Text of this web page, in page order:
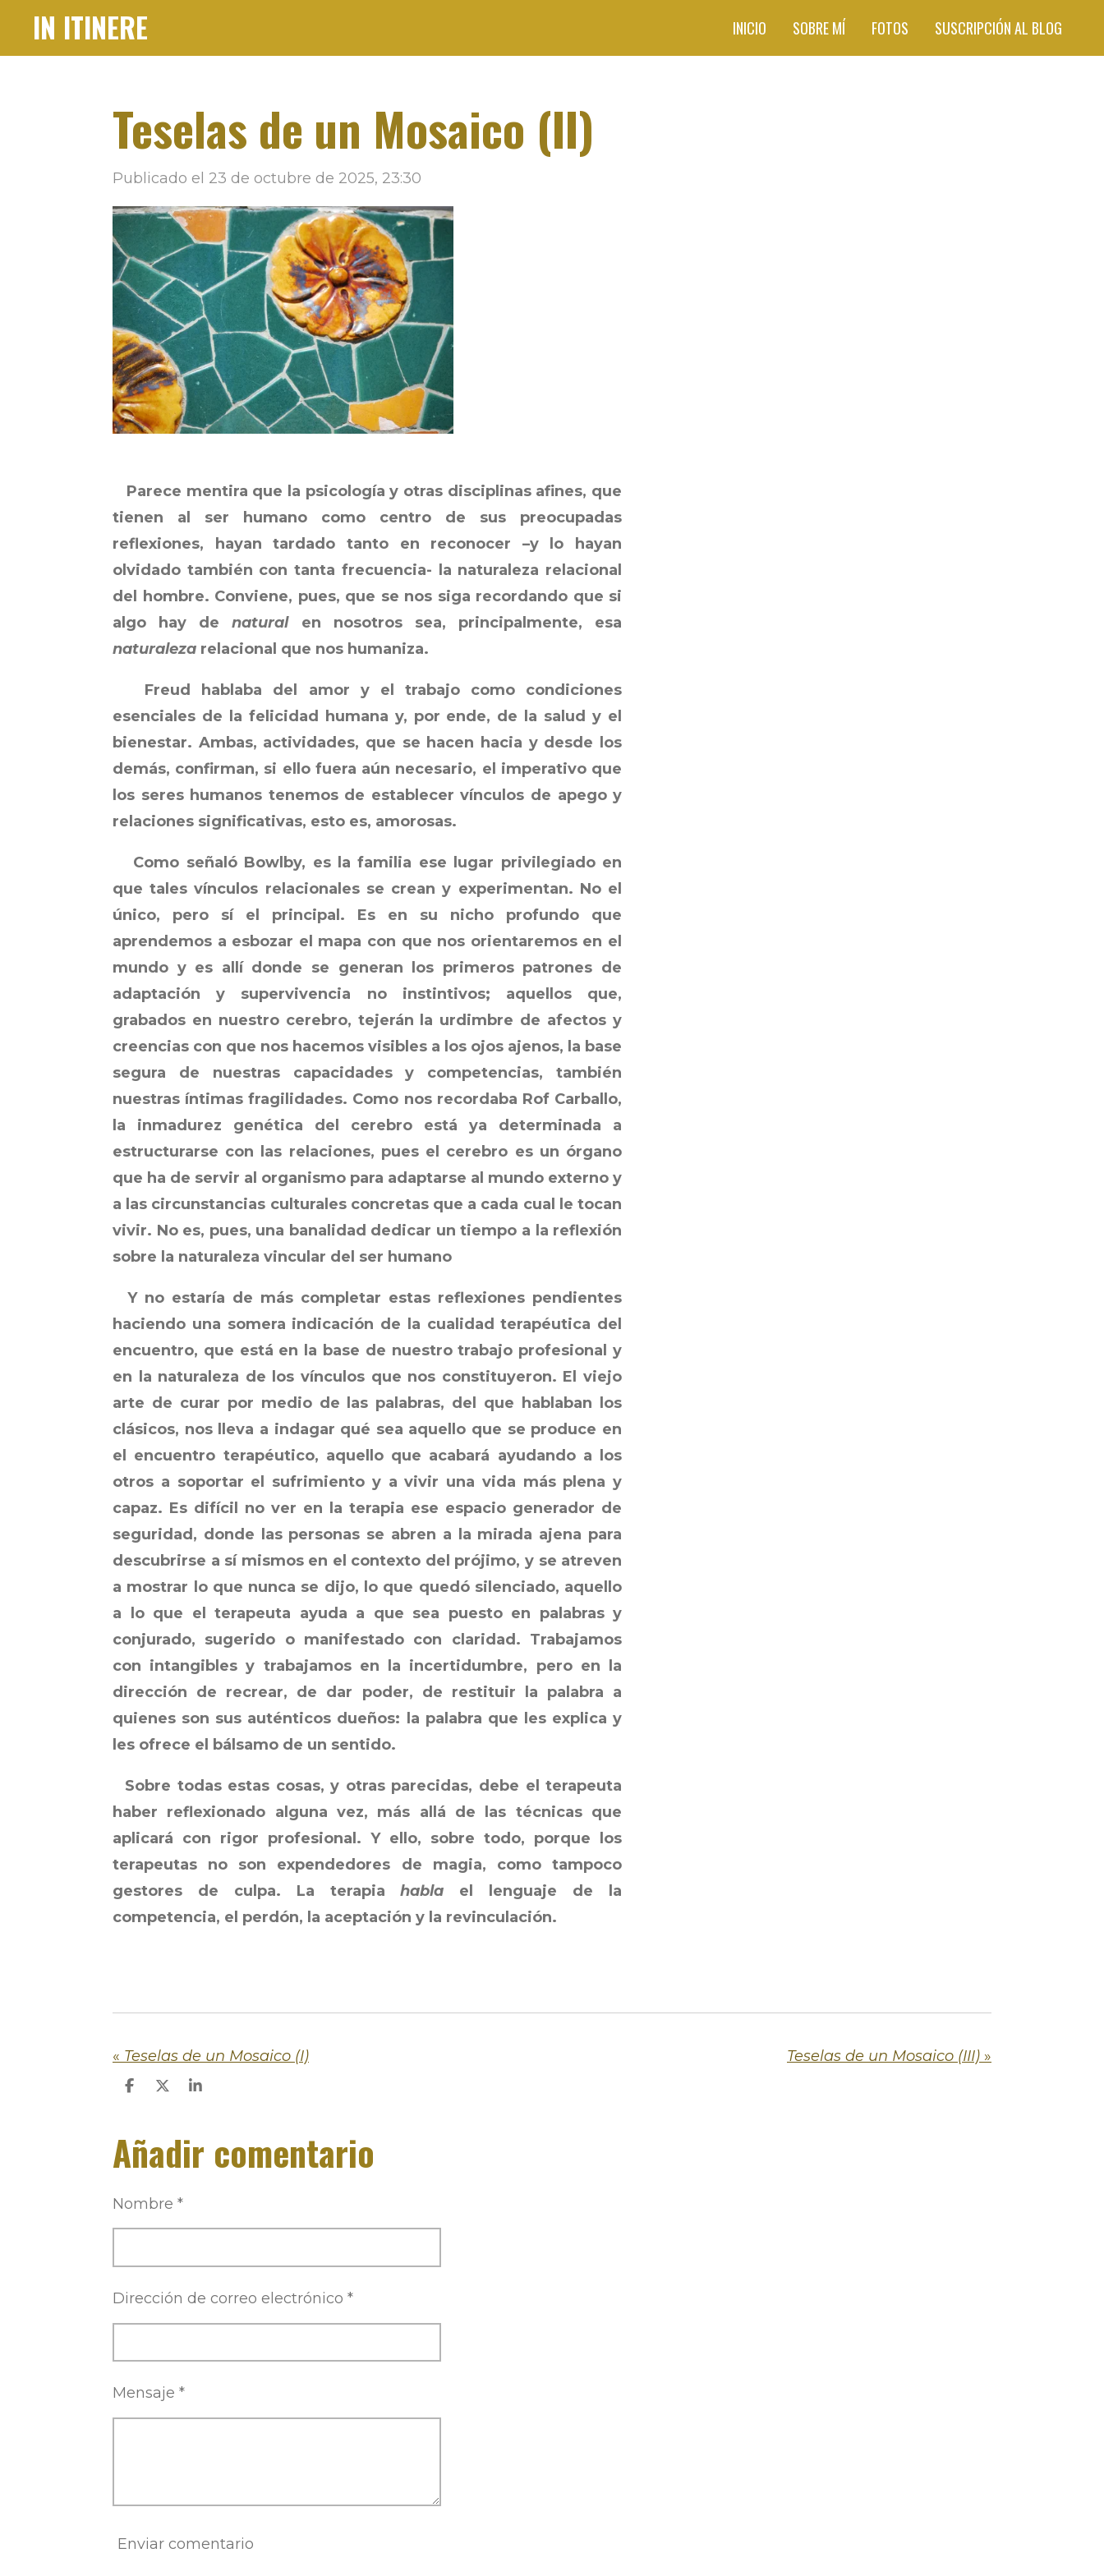
IN ITINERE INICIO SOBRE MÍ FOTOS SUSCRIPCIÓN AL BLOG
Teselas de un Mosaico (II)
Publicado el 23 de octubre de 2025, 23:30
Parece mentira que la psicología y otras disciplinas afines, que
tienen al ser humano como centro de sus preocupadas
reflexiones, hayan tardado tanto en reconocer –y lo hayan
olvidado también con tanta frecuencia- la naturaleza relacional
del hombre. Conviene, pues, que se nos siga recordando que si
algo hay denaturalen nosotros sea, principalmente, esa
naturaleza relacional que nos humaniza.
Freud hablaba del amor y el trabajo como condiciones
esenciales de la felicidad humana y, por ende, de la salud y el
bienestar. Ambas, actividades, que se hacen hacia y desde los
demás, confirman, si ello fuera aún necesario, el imperativo que
los seres humanos tenemos de establecer vínculos de apego y
relaciones significativas, esto es, amorosas.
Como señaló Bowlby, es la familia ese lugar privilegiado en
que tales vínculos relacionales se crean y experimentan. No el
único, pero sí el principal. Es en su nicho profundo que
aprendemos a esbozar el mapa con que nos orientaremos en el
mundo y es allí donde se generan los primeros patrones de
adaptación y supervivencia no instintivos; aquellos que,
grabados en nuestro cerebro, tejerán la urdimbre de afectos y
creencias con que nos hacemos visibles a los ojos ajenos, la base
segura de nuestras capacidades y competencias, también
nuestras íntimas fragilidades. Como nos recordaba Rof Carballo,
la inmadurez genética del cerebro está ya determinada a
estructurarse con las relaciones, pues el cerebro es un órgano
que ha de servir al organismo para adaptarse al mundo externo y
a las circunstancias culturales concretas que a cada cual le tocan
vivir. No es, pues, una banalidad dedicar un tiempo a la reflexión
sobre la naturaleza vincular del ser humano
Y no estaría de más completar estas reflexiones pendientes
haciendo una somera indicación de la cualidad terapéutica del
encuentro, que está en la base de nuestro trabajo profesional y
en la naturaleza de los vínculos que nos constituyeron. El viejo
arte de curar por medio de las palabras, del que hablaban los
clásicos, nos lleva a indagar qué sea aquello que se produce en
el encuentro terapéutico, aquello que acabará ayudando a los
otros a soportar el sufrimiento y a vivir una vida más plena y
capaz. Es difícil no ver en la terapia ese espacio generador de
seguridad, donde las personas se abren a la mirada ajena para
descubrirse a sí mismos en el contexto del prójimo, y se atreven
a mostrar lo que nunca se dijo, lo que quedó silenciado, aquello
a lo que el terapeuta ayuda a que sea puesto en palabras y
conjurado, sugerido o manifestado con claridad. Trabajamos
con intangibles y trabajamos en la incertidumbre, pero en la
dirección de recrear, de dar poder, de restituir la palabra a
quienes son sus auténticos dueños: la palabra que les explica y
les ofrece el bálsamo de un sentido.
Sobre todas estas cosas, y otras parecidas, debe el terapeuta
haber reflexionado alguna vez, más allá de las técnicas que
aplicará con rigor profesional. Y ello, sobre todo, porque los
terapeutas no son expendedores de magia, como tampoco
gestores de culpa. La terapiahabla el lenguaje de la
competencia, el perdón, la aceptación y la revinculación.
« Teselas de un Mosaico (I) Teselas de un Mosaico (III) »
C
a
r
r
C
a
r
r
C
a
r
Añadir comentario
Nombre *
Dirección de correo electrónico *
Mensaje *
Enviar comentario